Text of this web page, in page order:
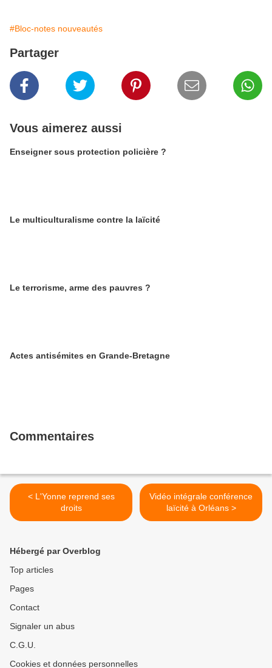
#Bloc-notes nouveautés
Partager
Vous aimerez aussi
Enseigner sous protection policière ?
Le multiculturalisme contre la laïcité
Le terrorisme, arme des pauvres ?
Actes antisémites en Grande-Bretagne
Commentaires
< L'Yonne reprend ses
droits
Vidéo intégrale conférence
laïcité à Orléans >
Hébergé par Overblog
Top articles
Pages
Contact
Signaler un abus
C.G.U.
Cookies et données personnelles